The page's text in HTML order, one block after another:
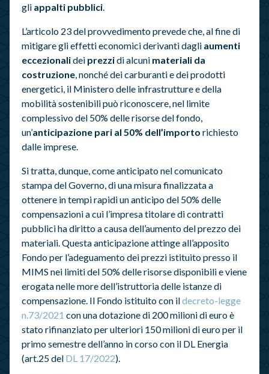
gli appalti pubblici.
L’articolo 23 del provvedimento prevede che, al fine di
mitigare gli effetti economici derivanti dagli aumenti
eccezionalidei prezzidi alcuni materiali da
costruzione, nonché dei carburanti e dei prodotti
energetici, il Ministero delle infrastrutture e della
mobilità sostenibili può riconoscere, nel limite
complessivo del 50% delle risorse del fondo,
un’anticipazione pari al 50% dell’importo richiesto
dalle imprese.
Si tratta, dunque, come anticipato nel comunicato
stampa del Governo, di una misura finalizzata a
ottenere in tempi rapidi un anticipo del 50% delle
compensazioni a cui l’impresa titolare di contratti
pubblici ha diritto a causa dell’aumento del prezzo dei
materiali. Questa anticipazione attinge all’apposito
Fondo per l’adeguamento dei prezzi istituito presso il
MIMS nei limiti del 50% delle risorse disponibili e viene
erogata nelle more dell’istruttoria delle istanze di
compensazione. Il Fondo istituito con ildecreto-legge
n.73/2021 con una dotazione di 200 milioni di euro è
stato rifinanziato per ulteriori 150 milioni di euro per il
primo semestre dell’anno in corso con il DL Energia
(art.25 del DL 17/2022).